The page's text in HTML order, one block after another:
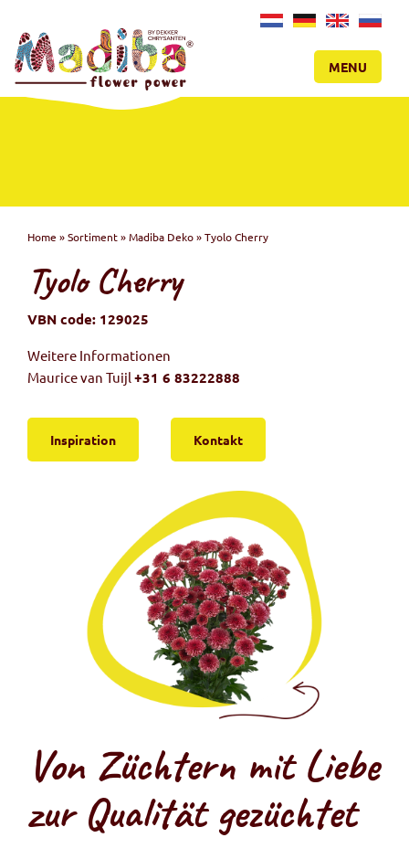
NL DE EN RU
MENU
Home »Sortiment»Madiba Deko»Tyolo Cherry
Tyolo Cherry
VBN code: 129025
Weitere Informationen
Maurice van Tuijl +31 6 83222888
Inspiration Kontakt
Von Züchtern mit Liebe
zur Qualität gezüchtet